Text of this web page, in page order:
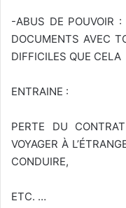
-ABUS DE POUVOIR :
DOCUMENTS AVEC
DIFFICILES QUE CELA
ENTRAINE :
PERTE DU
VOYAGER À
CONDUIRE,
ETC. …